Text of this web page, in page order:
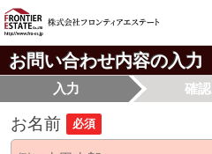
お問い合わせ内容の入力
入力 確認
お名前 必須